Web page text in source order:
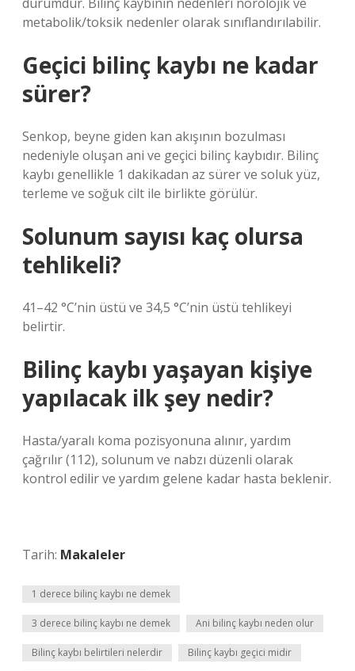
metabolik/toksik nedenler olarak sınıflandırılabilir.
Geçici bilinç kaybı ne kadar
sürer?
Senkop, beyne giden kan akışının bozulması
nedeniyle oluşan ani ve geçici bilinç kaybıdır. Bilinç
kaybı genellikle 1 dakikadan az sürer ve soluk yüz,
terleme ve soğuk cilt ile birlikte görülür.
Solunum sayısı kaç olursa
tehlikeli?
41–42 °C’nin üstü ve 34,5 °C’nin üstü tehlikeyi
belirtir.
Bilinç kaybı yaşayan kişiye
yapılacak ilk şey nedir?
Hasta/yaralı koma pozisyonuna alınır, yardım
çağrılır (112), solunum ve nabzı düzenli olarak
kontrol edilir ve yardım gelene kadar hasta beklenir.
Tarih: Makaleler
1 derece bilinç kaybı ne demek
3 derece bilinç kaybı ne demek Ani bilinç kaybı neden olur
Bilinç kaybı belirtileri nelerdir Bilinç kaybı geçici midir